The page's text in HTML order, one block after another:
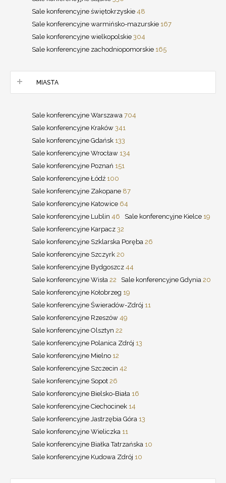
Sale konferencyjne świętokrzyskie 48
Sale konferencyjne warmińsko-mazurskie 167
Sale konferencyjne wielkopolskie 304
Sale konferencyjne zachodniopomorskie 165
MIASTA
Sale konferencyjne Warszawa 704
Sale konferencyjne Kraków 341
Sale konferencyjne Gdańsk 133
Sale konferencyjne Wrocław 134
Sale konferencyjne Poznań 151
Sale konferencyjne Łódź 100
Sale konferencyjne Zakopane 87
Sale konferencyjne Katowice 64
Sale konferencyjne Lublin 46 Sale konferencyjne Kielce 19
Sale konferencyjne Karpacz 32
Sale konferencyjne Szklarska Poręba 26
Sale konferencyjne Szczyrk 20
Sale konferencyjne Bydgoszcz 44
Sale konferencyjne Wisła 22 Sale konferencyjne Gdynia 20
Sale konferencyjne Kołobrzeg 19
Sale konferencyjne Świeradów-Zdrój 11
Sale konferencyjne Rzeszów 49
Sale konferencyjne Olsztyn 22
Sale konferencyjne Polanica Zdrój 13
Sale konferencyjne Mielno 12
Sale konferencyjne Szczecin 42
Sale konferencyjne Sopot 26
Sale konferencyjne Bielsko-Biała 16
Sale konferencyjne Ciechocinek 14
Sale konferencyjne Jastrzębia Góra 13
Sale konferencyjne Wieliczka 11
Sale konferencyjne Białka Tatrzańska 10
Sale konferencyjne Kudowa Zdrój 10